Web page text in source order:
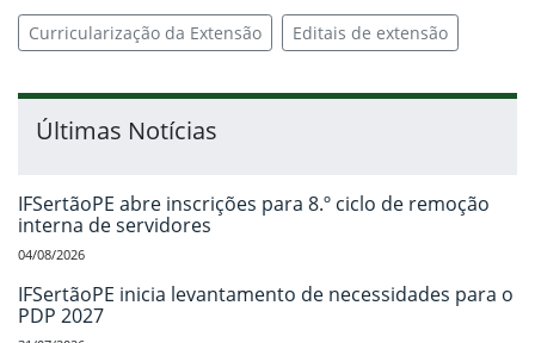
Curricularização da Extensão Editais de extensão
Últimas Notícias
IFSertãoPE abre inscrições para 8.º ciclo de remoção
interna de servidores
04/08/2026
IFSertãoPE inicia levantamento de necessidades para o
PDP 2027